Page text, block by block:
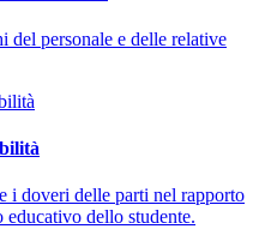
del personale e delle relative
i doveri delle parti nel rapporto
dello studente.